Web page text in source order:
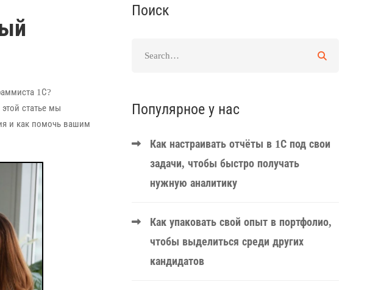
1С?
статье мы
и как помочь вашим
Поиск
Популярное у нас
Как настраивать отчёты в 1С под свои
задачи, чтобы быстро получать
нужную аналитику
Как упаковать свой опыт в портфолио,
чтобы выделиться среди других
кандидатов